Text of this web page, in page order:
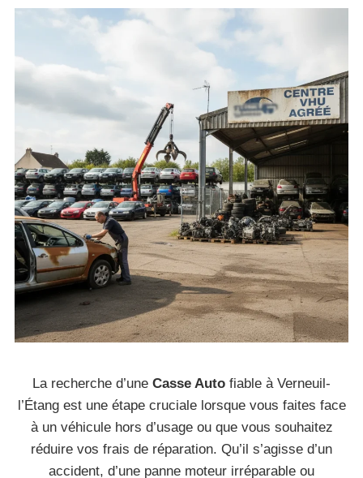
La recherche d’une Casse Auto fiable à Verneuil-
l’Étang est une étape cruciale lorsque vous faites face
à un véhicule hors d’usage ou que vous souhaitez
réduire vos frais de réparation. Qu’il s’agisse d’un
accident, d’une panne moteur irréparable ou